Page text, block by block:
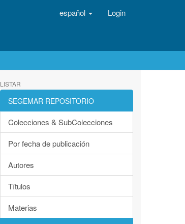
español Login
LISTAR
SEGEMAR REPOSITORIO
Colecciones & SubColecciones
Por fecha de publicación
Autores
Títulos
Materias